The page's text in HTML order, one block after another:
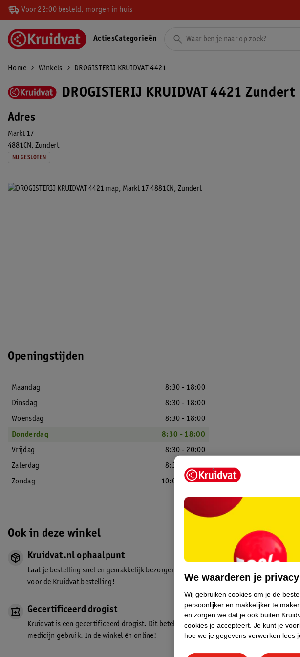
Voor 22:00 besteld, morgen in huis
ActiesCategorieën
Home Winkels DROGISTERIJ KRUIDVAT 4421
DROGISTERIJ KRUIDVAT 4421 Zundert
Adres
Markt 17
4881CN
Zundert
NU GESLOTEN
Openingstijden
Maandag
8:30 - 18:00
Dinsdag
8:30 - 18:00
Woensdag
8:30 - 18:00
Donderdag
8:30 - 18:00
Vrijdag
8:30 - 20:00
Zaterdag
8:30 - 18:00
Zondag
10:00 - 17:00
Ook in deze winkel
Kruidvat.nl ophaalpunt
Laat je bestelling snel en gemakkelijk bezorgen in de winkel. Zo hoef je niet thuis te
voor de Kruidvat bestelling!
Gecertificeerd drogist
Kruidvat is een gecertificeerd drogist. Dit betekent dat je deskundig advies krijgt over
medicijn gebruik. In de winkel én online!
We waarderen je privacy
Wij gebruiken cookies om je de
persoonlijker en makkelijker te maken.
en zorgen we dat je ook buiten
cookies je accepteert. Je kunt je
hoe we je gegevens verwerken lees